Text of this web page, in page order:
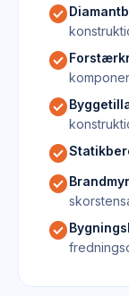
check_circle
check_circle
check_circle
check_circle
check_circle
check_circle